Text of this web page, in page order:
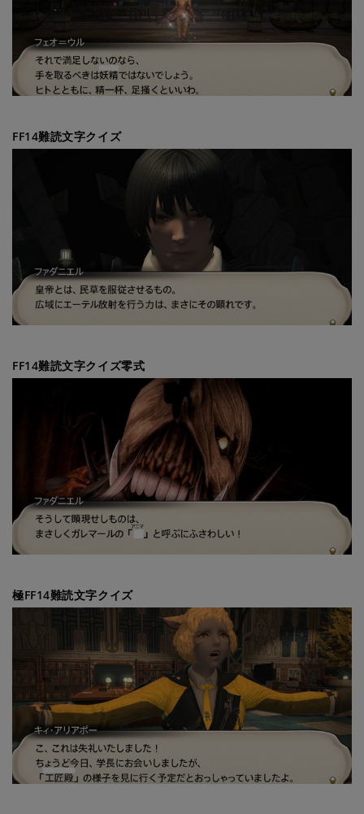
FF14難読文字クイズ
FF14難読文字クイズ零式
極FF14難読文字クイズ